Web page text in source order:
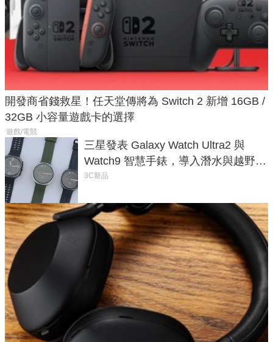
開發商省錢救星！任天堂傳將為 Switch 2 新增 16GB /
32GB 小容量遊戲卡的選擇
遊戲/電競
三星發表 Galaxy Watch Ultra2 與
Watch9 智慧手錶，導入潛水與越野跑
導航功能
3C新品